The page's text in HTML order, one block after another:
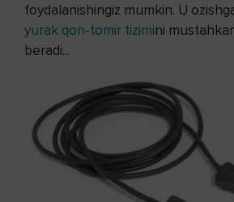
foydalanishingiz mumkin. U
yurak qon-tomir tizimini
beradi...